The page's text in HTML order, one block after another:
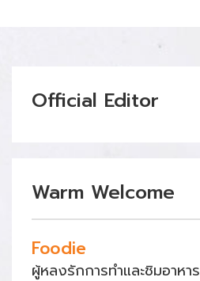
Official Editor
Warm Welcome
Foodie
ผู้หลงรักการทำและชิมอาหาร